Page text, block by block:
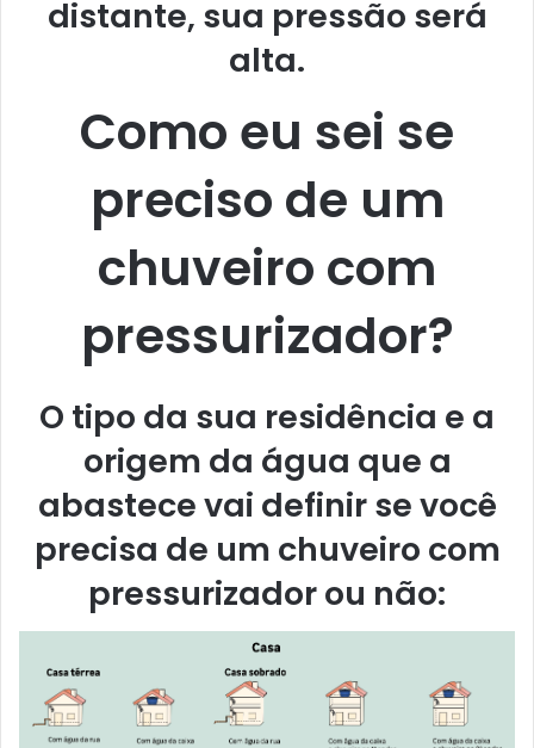
distante, sua pressão será
alta.
Como eu sei se
preciso de um
chuveiro com
pressurizador?
O tipo da sua residência e a
origem da água que a
abastece vai definir se você
precisa de um chuveiro com
pressurizador ou não: